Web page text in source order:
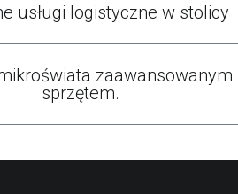
usługi logistyczne w stolicy
zaawansowanym
sprzętem.